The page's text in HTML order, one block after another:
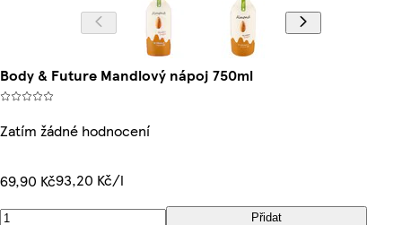
Body & Future Mandlový nápoj 750ml
Zatím žádné hodnocení
69,90 Kč93,20 Kč/l
Přidat